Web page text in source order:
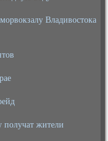
Владивостока
жители